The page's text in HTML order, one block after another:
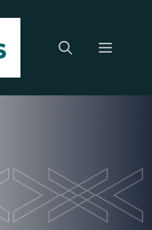
Menu